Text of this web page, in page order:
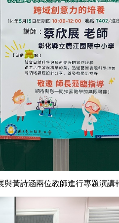
黃詩涵兩位教師進行專題演講